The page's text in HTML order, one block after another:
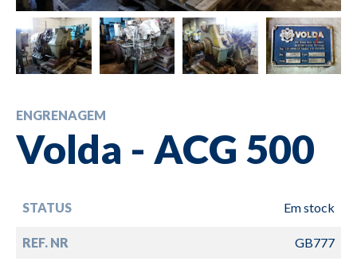
ENGRENAGEM
Volda - ACG 500
STATUS Em stock
REF. NR GB777